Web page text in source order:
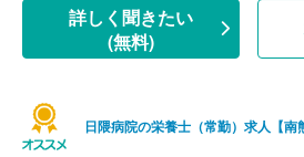
［内訳］
・基本給 166,800円-
・ベースアップ手当 6,000
［その他手当］
・資格手当 3,000円/月※調
【賞与】年2回（計3.1ヶ月
詳しく聞きたい
(無料)
日隈病院の栄養士（常勤）求人【南